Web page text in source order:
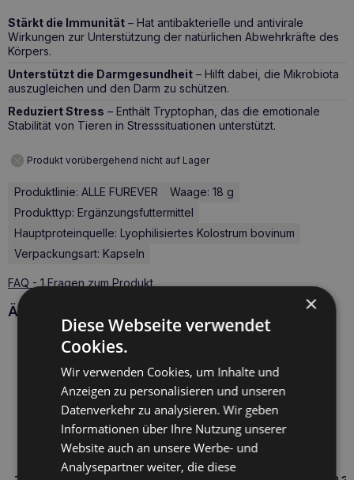
Stärkt die Immunität – Hat antibakterielle und antivirale
Wirkungen zur Unterstützung der natürlichen Abwehrkräfte des
Körpers.
Unterstützt die Darmgesundheit – Hilft dabei, die Mikrobiota
auszugleichen und den Darm zu schützen.
Reduziert Stress – Enthält Tryptophan, das die emotionale
Stabilität von Tieren in Stresssituationen unterstützt.
Produkt vorübergehend nicht auf Lager
Produktlinie: ALLE FUREVER
Waage: 18 g
Produkttyp: Ergänzungsfuttermittel
Hauptproteinquelle: Lyophilisiertes Kolostrum bovinum
Verpackungsart: Kapseln
FAQ - 1 Fragen zum Produkt
Ähnliche Produkte ×
Diese Webseite verwendet
Cookies.
Wir verwenden Cookies, um Inhalte und
Anzeigen zu personalisieren und unseren
Datenverkehr zu analysieren. Wir geben
Informationen über Ihre Nutzung unserer
Website auch an unsere Werbe- und
Analysepartner weiter, die diese